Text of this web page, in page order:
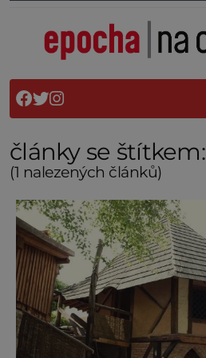
články se štítkem:
(1 nalezených článků)